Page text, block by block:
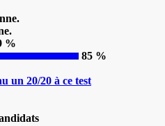
%
85 %
un 20/20 à ce test